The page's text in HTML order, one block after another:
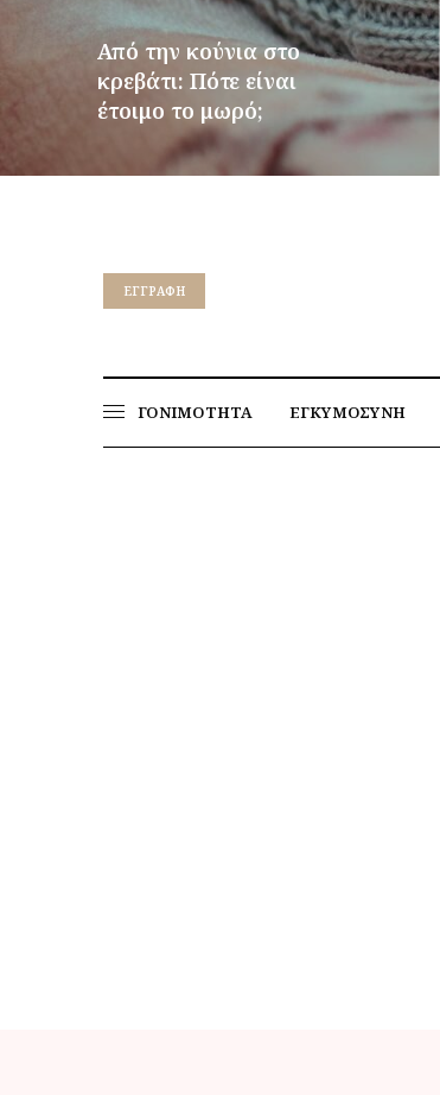
Από την κούνια στο
κρεβάτι: Πότε είναι
έτοιμο το μωρό;
EΓΓΡΑΦΉ
ΓΟΝΙΜΟΤΗΤΑ ΕΓΚΥΜΟΣΥΝΗ